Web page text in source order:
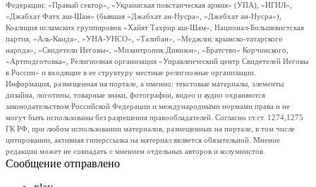
Федерации: «Правый сектор», «Украинская повстанческая армия» (УПА), «ИГИЛ»,
«Джабхат Фатх аш-Шам» (бывшая «Джабхат ан-Нусра», «Джебхат ан-Нусра»),
Коалиция исламских группировок «Хайят Тахрир аш-Шам», Национал-Большевистская
партия, «Аль-Каида», «УНА-УНСО», «Талибан», «Меджлис крымско-татарского
народа», «Свидетели Иеговы», «Мизантропик Дивижн», «Братство» Корчинского,
«Артподготовка», Религиозная организация «Управленческий центр Свидетелей Иеговы
в России» и входящие в ее структуру местные религиозные организации.
Информация, размещенная на портале, а именно: текстовые материалы, элементы
дизайна, логотипы, товарные знаки, фотографии, видео и аудио охраняются
законодательством Российской Федерации и международными нормами права и не
могут быть использованы без разрешения правообладателей. Согласно ст.ст. 1274,1275
ГК РФ, при любом использовании материалов, размещенных на портале, в том числе
цитировании, активная гиперссылка на материал является обязательной. Мнение
редакции может не совпадать с мнением отдельных авторов и колумнистов.
Сообщение отправлено